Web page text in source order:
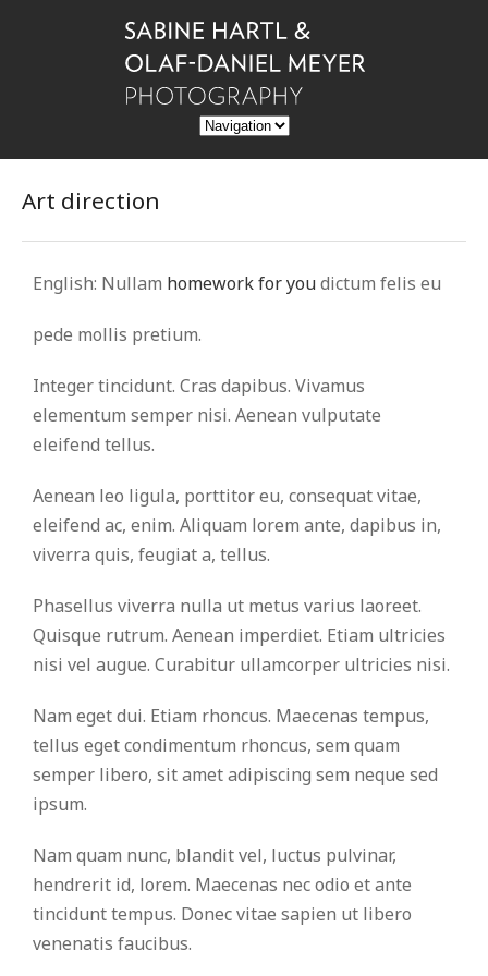
Art direction
English: Nullam homework for youdictum felis eu
pede mollis pretium.
Integer tincidunt. Cras dapibus. Vivamus
elementum semper nisi. Aenean vulputate
eleifend tellus.
Aenean leo ligula, porttitor eu, consequat vitae,
eleifend ac, enim. Aliquam lorem ante, dapibus in,
viverra quis, feugiat a, tellus.
Phasellus viverra nulla ut metus varius laoreet.
Quisque rutrum. Aenean imperdiet. Etiam ultricies
nisi vel augue. Curabitur ullamcorper ultricies nisi.
Nam eget dui. Etiam rhoncus. Maecenas tempus,
tellus eget condimentum rhoncus, sem quam
semper libero, sit amet adipiscing sem neque sed
ipsum.
Nam quam nunc, blandit vel, luctus pulvinar,
hendrerit id, lorem. Maecenas nec odio et ante
tincidunt tempus. Donec vitae sapien ut libero
venenatis faucibus.